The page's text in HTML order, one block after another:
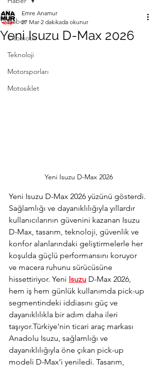
Haber
Otomotiv
Teknoloji
Motorsporları
Motosiklet
Yeni Isuzu D-Max 2026
Emre Anamur
27 Mar 2 dakikada okunur
Yeni Isuzu D-Max 2026
Yeni Isuzu D-Max 2026 yüzünü gösterdi.
Sağlamlığı ve dayanıklılığıyla yıllardır
kullanıcılarının güvenini kazanan Isuzu
D-Max, tasarım, teknoloji, güvenlik ve
konfor alanlarındaki geliştirmelerle her
koşulda güçlü performansını koruyor
ve macera ruhunu sürücüsüne
hissettiriyor. Yeni Isuzu D-Max 2026,
hem iş hem günlük kullanımda pick-up
segmentindeki iddiasını güç ve
dayanıklılıkla bir adım daha ileri
taşıyor.Türkiye’nin ticari araç markası
Anadolu Isuzu, sağlamlığı ve
dayanıklılığıyla öne çıkan pick-up
modeli D-Max’i yeniledi. Tasarım,